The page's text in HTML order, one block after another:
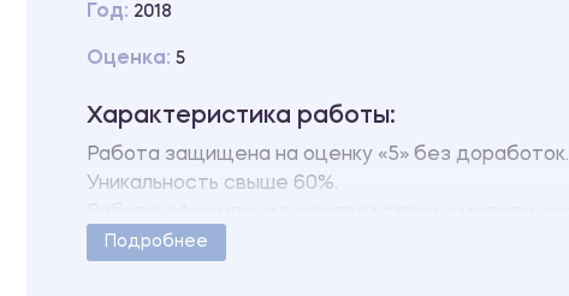
Год: 2018
Оценка: 5
Характеристика работы:
Работа защищена на оценку «5» без доработок.
Уникальность свыше 60%.
Количество страниц - 3.
Подробнее